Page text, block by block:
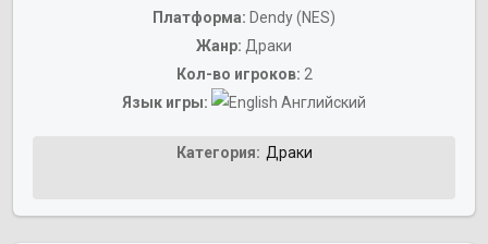
Платформа: Dendy (NES)
Жанр: Драки
Кол-во игроков: 2
Язык игры:
Английский
Категория: Драки